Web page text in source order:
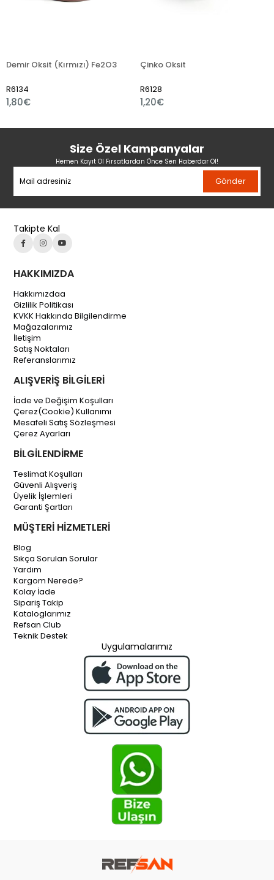
Oksit (Kırmızı) Fe2O3 Çinko Oksit
R6128
1,20€
Size Özel Kampanyalar
Hemen Kayıt Ol Fırsatlardan Önce Sen Haberdar Ol!
Gönder
Takipte Kal
HAKKIMIZDA
Hakkımızdaa
Gizlilik Politikası
KVKK Hakkında Bilgilendirme
Mağazalarımız
İletişim
Satış Noktaları
Referanslarımız
ALIŞVERİŞ BİLGİLERİ
İade ve Değişim Koşulları
Çerez(Cookie) Kullanımı
Mesafeli Satış Sözleşmesi
Çerez Ayarları
BİLGİLENDİRME
Teslimat Koşulları
Güvenli Alışveriş
Üyelik İşlemleri
Garanti Şartları
MÜŞTERİ HİZMETLERİ
Blog
Sıkça Sorulan Sorular
Yardım
Kargom Nerede?
Kolay İade
Sipariş Takip
Kataloglarımız
Refsan Club
Teknik Destek
Uygulamalarımız